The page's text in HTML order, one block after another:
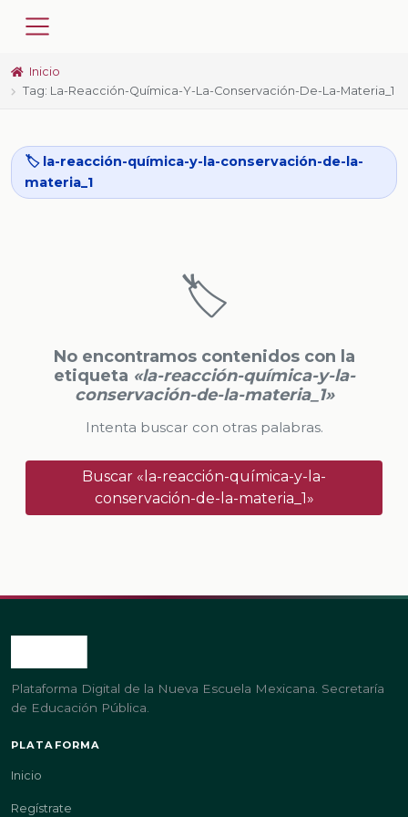
Inicio
Tag: La-Reacción-Química-Y-La-Conservación-De-La-Materia_1
🏷️ la-reacción-química-y-la-conservación-de-la-
materia_1
🏷️
No encontramos contenidos con la
etiqueta «la-reacción-química-y-la-
conservación-de-la-materia_1»
Intenta buscar con otras palabras.
Buscar «la-reacción-química-y-la-
conservación-de-la-materia_1»
Plataforma Digital de la Nueva Escuela Mexicana. Secretaría
de Educación Pública.
PLATAFORMA
Inicio
Regístrate